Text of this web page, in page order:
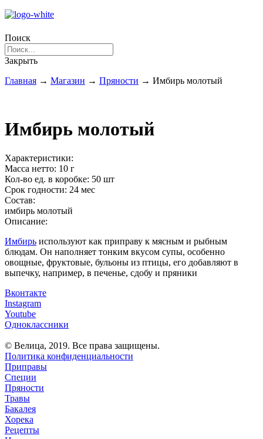
Поиск
Закрыть
Главная → Магазин → Пряности → Имбирь молотый
Имбирь молотый
Характеристики:
Масса нетто: 10 г
Кол-во ед. в коробке: 50 шт
Срок годности: 24 мес
Состав:
имбирь молотый
Описание:
Имбирь используют как приправу к мясным и рыбным
блюдам. Он наполняет тонким вкусом супы, особенно
овощные, фруктовые, бульоны из птицы, его добавляют в
выпечку, например, в печенье, сдобу и пряники
Вконтакте
Instagram
Youtube
Одноклассники
© Велица, 2019. Все права защищены.
Политика конфиденциальности
Приправы
Специи
Пряности
Травы
Бакалея
Хорека
Рецепты